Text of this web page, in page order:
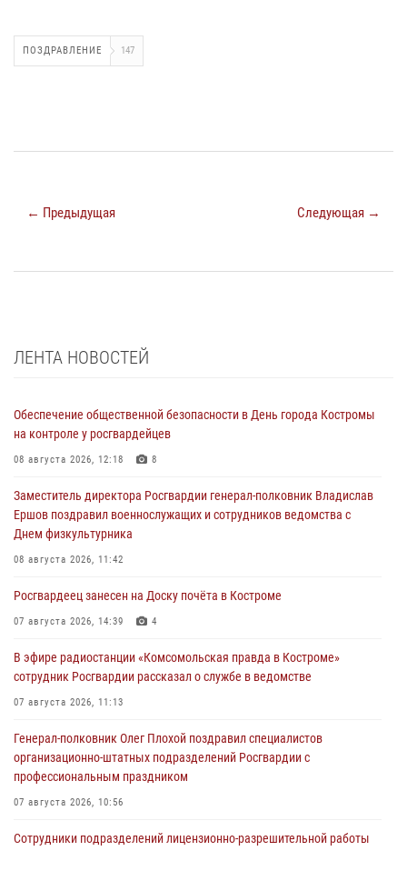
ПОЗДРАВЛЕНИЕ 147
← Предыдущая Следующая →
ЛЕНТА НОВОСТЕЙ
Обеспечение общественной безопасности в День города Костромы
на контроле у росгвардейцев
08 августа 2026, 12:18 8
Заместитель директора Росгвардии генерал-полковник Владислав
Ершов поздравил военнослужащих и сотрудников ведомства с
Днем физкультурника
08 августа 2026, 11:42
Росгвардеец занесен на Доску почёта в Костроме
07 августа 2026, 14:39 4
В эфире радиостанции «Комсомольская правда в Костроме»
сотрудник Росгвардии рассказал о службе в ведомстве
07 августа 2026, 11:13
Генерал-полковник Олег Плохой поздравил специалистов
организационно-штатных подразделений Росгвардии с
профессиональным праздником
07 августа 2026, 10:56
Сотрудники подразделений лицензионно-разрешительной работы